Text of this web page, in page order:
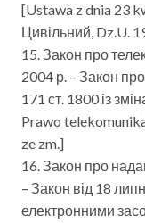
[Ustawa z dnia 23
Цивільний, Dz.U.
15. Закон про
2004 р. – Закон
171 ст. 1800 із
Prawo
ze zm.]
16. Закон про
– Закон від 18
електронними